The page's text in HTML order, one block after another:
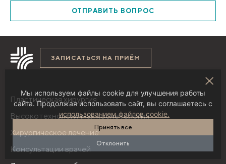
ОТПРАВИТЬ ВОПРОС
ЗАПИСАТЬСЯ НА ПРИЁМ
Пластическая хирургия
Высокотехнологичная косметология
Хирургическое лечение
Консультации врачей
Мы используем файлы cookie для улучшения работы
сайта. Продолжая использовать сайт, вы соглашаетесь с
использованием файлов cookie.
Принять все
Отклонить